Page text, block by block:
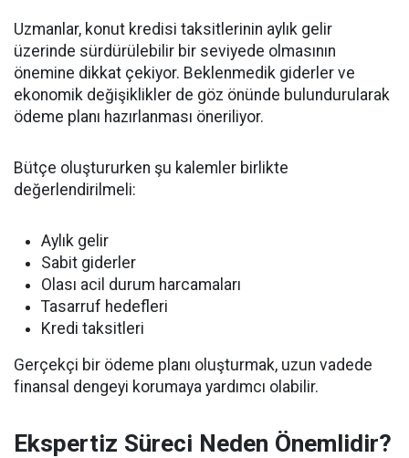
Uzmanlar, konut kredisi taksitlerinin aylık gelir
üzerinde sürdürülebilir bir seviyede olmasının
önemine dikkat çekiyor. Beklenmedik giderler ve
ekonomik değişiklikler de göz önünde bulundurularak
ödeme planı hazırlanması öneriliyor.
Bütçe oluştururken şu kalemler birlikte
değerlendirilmeli:
Aylık gelir
Sabit giderler
Olası acil durum harcamaları
Tasarruf hedefleri
Kredi taksitleri
Gerçekçi bir ödeme planı oluşturmak, uzun vadede
finansal dengeyi korumaya yardımcı olabilir.
Ekspertiz Süreci Neden Önemlidir?